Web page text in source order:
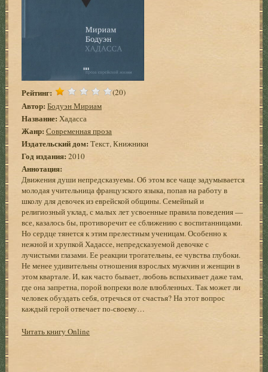
Рейтинг: (20)
Автор: Бодуэн Мириам
Название: Хадасса
Жанр: Современная проза
Издательский дом: Текст, Книжники
Год издания:2010
Аннотация:
Движения души непредсказуемы. Об этом все чаще задумывается
молодая учительница французского языка, попав на работу в
школу для девочек из еврейской общины. Семейный и
религиозный уклад, с малых лет усвоенные правила поведения —
все, казалось бы, противоречит ее сближению с воспитанницами.
Но сердце тянется к этим прелестным ученицам. Особенно к
нежной и хрупкой Хадассе, непредсказуемой девочке с
лучистыми глазами. Ее реакции трогательны, ее чувства глубоки.
Не менее удивительны отношения взрослых мужчин и женщин в
этом квартале. И, как часто бывает, любовь вспыхивает даже там,
где она запретна, порой вопреки воле влюбленных. Так может ли
человек обуздать себя, отречься от счастья? На этот вопрос
каждый герой отвечает по-своему…
Читать книгу Online